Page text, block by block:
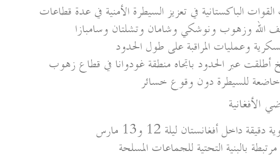
الباكستانية في تعزيز السيطرة الأمنية في عدة قطاعات
الله وزهوب ونوشكي وشامان وتشلتان وسامبازا
وعمليات المراقبة على طول الحدود
أطلقت عبر الحدود باتجاه منطقة غودوانا في قطاع زهوب
للسيطرة دون وقوع خسائر
أفغانستان ليلة 12 و13 مارس
بالبنية التحتية للجماعات المسلحة